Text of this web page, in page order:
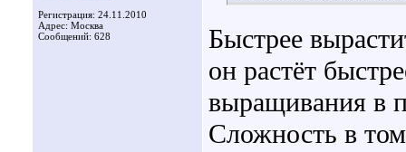
Регистрация: 24.11.2010
Адрес: Москва
Сообщений: 628
Быстрее
он растёт
выращивания в
Сложность в